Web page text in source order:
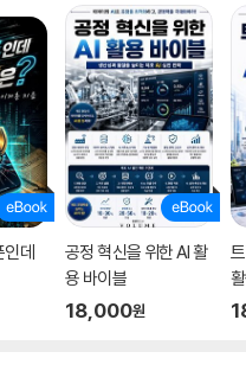
린 ‘2018 인공지능 국제컨퍼
노벨상의 산실인 소크생물학
닝과 신경과학 분야의 세계적 권
성한 기록인 만큼 이 책은 쉽지
라는 사실이다. 공학적인 차원에
구든 약간의 노력을 기울인다
리 힌튼, 프랭크 로젠블랫, 마빈
니라 현대 지성사에서 빼놓을
쟁이 곳곳에 담겨 있어 한 편의
알고자 한다면 《딥러닝 레볼루
데
공정 혁신을 위한 AI 활
용 바이블
18,000원